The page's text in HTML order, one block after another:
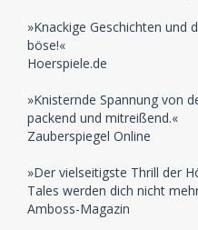
»Knackige Geschichten und
böse!«
Hoerspiele.de
»Knisternde Spannung von
packend und mitreißend.«
Zauberspiegel Online
»Der vielseitigste Thrill der
Tales werden dich nicht
Amboss-Magazin